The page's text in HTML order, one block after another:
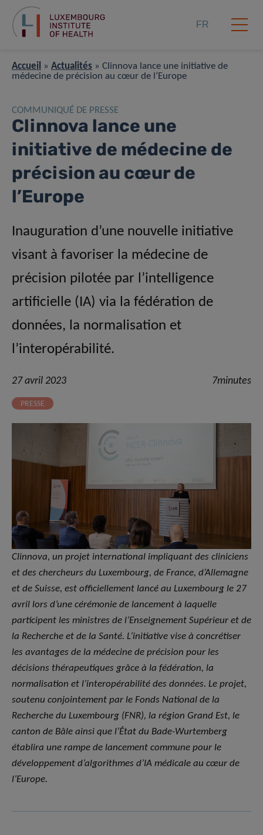
FR
Accueil » Actualités » Clinnova lance une initiative de
médecine de précision au cœur de l’Europe
COMMUNIQUÉ DE PRESSE
Clinnova lance une
initiative de médecine de
précision au cœur de
l’Europe
Inauguration d’une nouvelle initiative
visant à favoriser la médecine de
précision pilotée par l’intelligence
artificielle (IA) via la fédération de
données, la normalisation et
l’interopérabilité.
27 avril 2023 7minutes
PRESSE
Clinnova, un projet international impliquant des cliniciens
et des chercheurs du Luxembourg, de France, d’Allemagne
et de Suisse, est officiellement lancé au Luxembourg le 27
avril lors d’une cérémonie de lancement à laquelle
participent les ministres de l’Enseignement Supérieur et de
la Recherche et de la Santé. L’initiative vise à concrétiser
les avantages de la médecine de précision pour les
décisions thérapeutiques grâce à la fédération, la
normalisation et l’interopérabilité des données. Le projet,
soutenu conjointement par le Fonds National de la
Recherche du Luxembourg (FNR), la région Grand Est, le
canton de Bâle ainsi que l’État du Bade-Wurtemberg
établira une rampe de lancement commune pour le
développement d’algorithmes d’IA médicale au cœur de
l’Europe.